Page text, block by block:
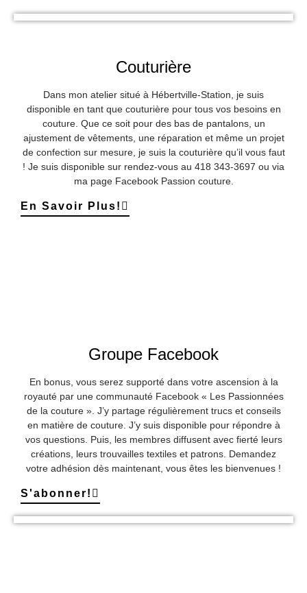
Couturière
Dans mon atelier situé à Hébertville-Station, je suis
disponible en tant que couturière pour tous vos besoins en
couture. Que ce soit pour des bas de pantalons, un
ajustement de vêtements, une réparation et même un projet
de confection sur mesure, je suis la couturière qu’il vous faut
! Je suis disponible sur rendez-vous au 418 343-3697 ou via
ma page Facebook Passion couture.
En Savoir Plus!
Groupe Facebook
En bonus, vous serez supporté dans votre ascension à la
royauté par une communauté Facebook « Les Passionnées
de la couture ». J’y partage régulièrement trucs et conseils
en matière de couture. J’y suis disponible pour répondre à
vos questions. Puis, les membres diffusent avec fierté leurs
créations, leurs trouvailles textiles et patrons. Demandez
votre adhésion dès maintenant, vous êtes les bienvenues !
S'abonner!